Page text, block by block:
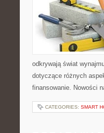
odkrywają świat
dotyczące różnych
finansowanie. Nowości
CATEGORIES: SMART